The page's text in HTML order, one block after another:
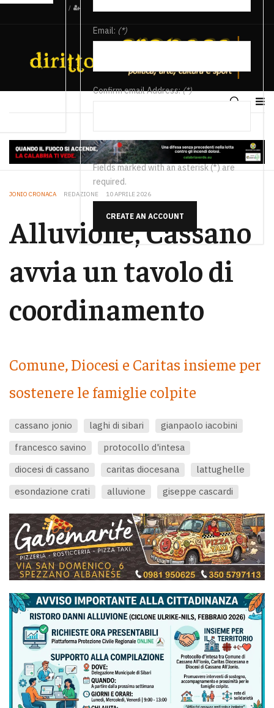
/
Email: (*)
Confirm email Address:(*)
Fields marked with an asterisk (*) are
required.
CREATE AN ACCOUNT
JONIO CRONACA REDAZIONE 10 APRILE 2026
Alluvione, Cassano
avvia un tavolo di
coordinamento
Comune, Diocesi e Caritas insieme per
sostenere le famiglie colpite
cassano jonio laghi di sibari
gianpaolo iacobini
francesco savino
protocollo d'intesa
diocesi di cassano
caritas diocesana
lattughelle
esondazione crati
alluvione giseppe cascardi